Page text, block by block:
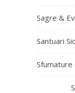
Sagre &
Santuari
Sfumature